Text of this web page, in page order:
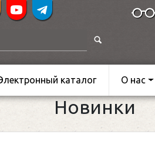
каталог О нас
Новинки